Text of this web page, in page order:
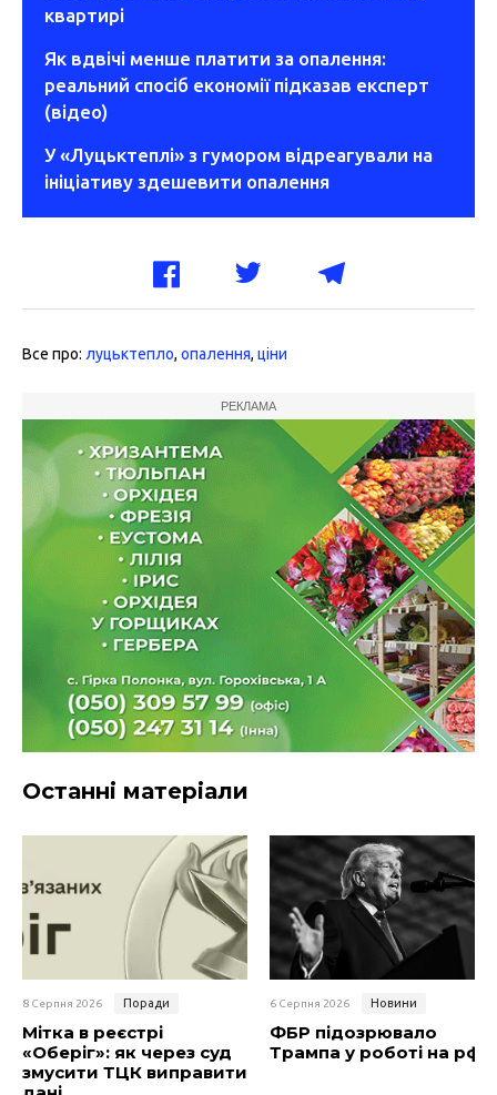
квартирі
Як вдвічі менше платити за опалення:
реальний спосіб економії підказав експерт
(відео)
У «Луцьктеплі» з гумором відреагували на
ініціативу здешевити опалення
Все про: луцьктепло, опалення, ціни
РЕКЛАМА
Останні матеріали
8 Серпня 2026 Поради
Мітка в реєстрі
«Оберіг»: як через суд
змусити ТЦК виправити
6 Серпня 2026 Новини
ФБР підозрювало
Трампа у роботі на рф